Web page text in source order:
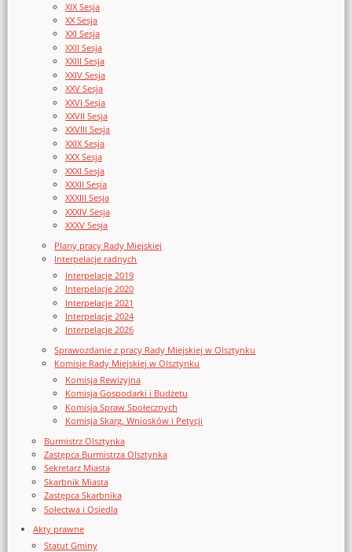
XIX Sesja
XX Sesja
XXI Sesja
XXII Sesja
XXIII Sesja
XXIV Sesja
XXV Sesja
XXVI Sesja
XXVII Sesja
XXVIII Sesja
XXIX Sesja
XXX Sesja
XXXI Sesja
XXXII Sesja
XXXIII Sesja
XXXIV Sesja
XXXV Sesja
Plany pracy Rady Miejskiej
Interpelacje radnych
Interpelacje 2019
Interpelacje 2020
Interpelacje 2021
Interpelacje 2024
Interpelacje 2026
Sprawozdanie z pracy Rady Miejskiej w Olsztynku
Komisje Rady Miejskiej w Olsztynku
Komisja Rewizyjna
Komisja Gospodarki i Budżetu
Komisja Spraw Społecznych
Komisja Skarg, Wniosków i Petycji
Burmistrz Olsztynka
Zastępca Burmistrza Olsztynka
Sekretarz Miasta
Skarbnik Miasta
Zastępca Skarbnika
Sołectwa i Osiedla
Akty prawne
Statut Gminy